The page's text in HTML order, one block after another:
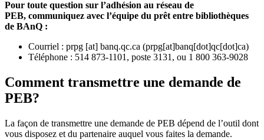
Pour toute question sur l’adhésion au réseau de
PEB, communiquez avec l’équipe du prêt entre bibliothèques
de BAnQ :
Courriel : prpg [at] banq.qc.ca (prpg[at]banq[dot]qc[dot]ca)
Téléphone : 514 873-1101, poste 3131, ou 1 800 363-9028
Comment transmettre une demande de
PEB?
La façon de transmettre une demande de PEB dépend de l’outil dont
vous disposez et du partenaire auquel vous faites la demande.